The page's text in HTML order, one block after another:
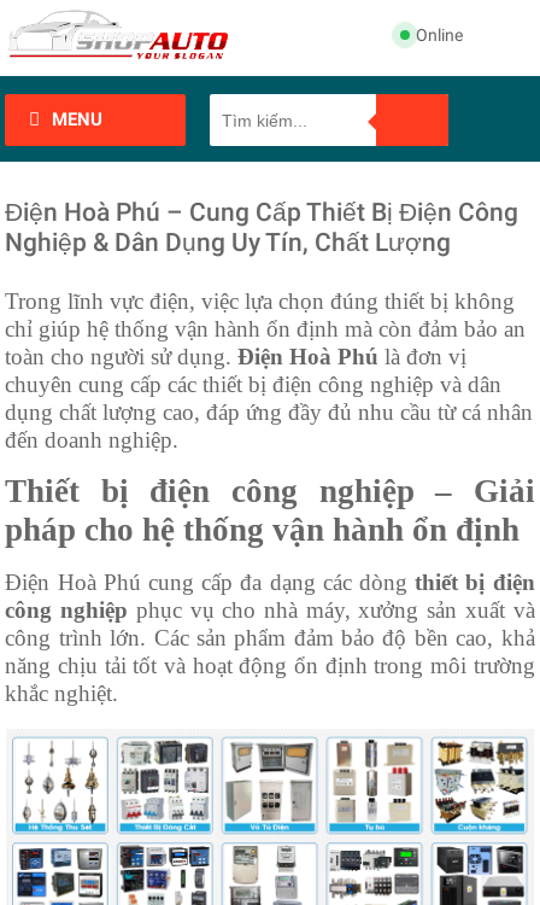
Online
MENU
Điện Hoà Phú – Cung Cấp Thiết Bị Điện Công
Nghiệp & Dân Dụng Uy Tín, Chất Lượng
Trong lĩnh vực điện, việc lựa chọn đúng thiết bị không
chỉ giúp hệ thống vận hành ổn định mà còn đảm bảo an
toàn cho người sử dụng.Điện Hoà Phú là đơn vị
chuyên cung cấp các thiết bị điện công nghiệp và dân
dụng chất lượng cao, đáp ứng đầy đủ nhu cầu từ cá nhân
đến doanh nghiệp.
Thiết bị điện công nghiệp – Giải
pháp cho hệ thống vận hành ổn định
Điện Hoà Phú cung cấp đa dạng các dòngthiết bị điện
công nghiệp phục vụ cho nhà máy, xưởng sản xuất và
công trình lớn. Các sản phẩm đảm bảo độ bền cao, khả
năng chịu tải tốt và hoạt động ổn định trong môi trường
khắc nghiệt.